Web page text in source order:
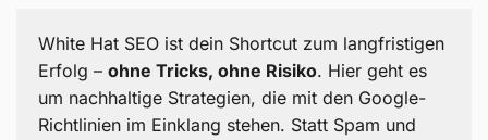
White Hat SEO ist dein Shortcut zum langfristigen
Erfolg – ohne Tricks, ohne Risiko. Hier geht es
um nachhaltige Strategien, die mit den Google-
Richtlinien im Einklang stehen. Statt Spam und